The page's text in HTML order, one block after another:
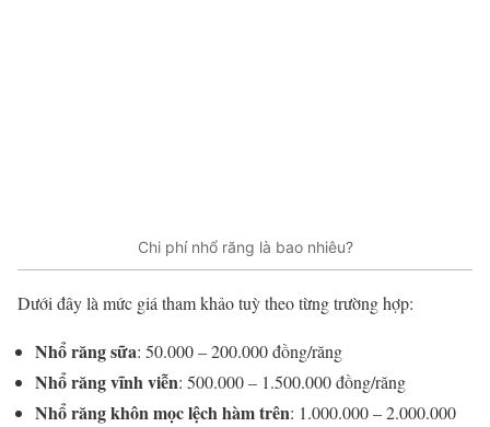
Chi phí nhổ răng là bao nhiêu?
Dưới đây là mức giá tham khảo tuỳ theo từng trường hợp:
Nhổ răng sữa: 50.000 – 200.000 đồng/răng
Nhổ răng vĩnh viễn: 500.000 – 1.500.000 đồng/răng
Nhổ răng khôn mọc lệch hàm trên: 1.000.000 – 2.000.000